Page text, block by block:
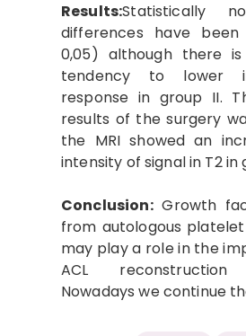
Results:Statistically
differences have
0,05) although there
tendency to lower
response in group II.
results of the surgery
the MRI showed an
intensity of signal in T2 in
Conclusion:Growth
from autologous
may play a role in the
ACL reconstruction
Nowadays we continue